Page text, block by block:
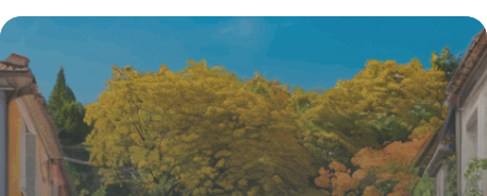
fonction publique territoriale : enjeux,
mise en œuvre et spécificités
4 juillet 2025